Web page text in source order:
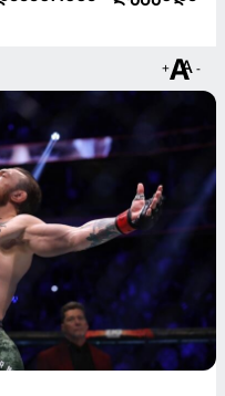
+ -